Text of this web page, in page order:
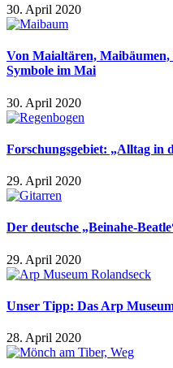
30. April 2020
Von Maialtären,
Symbole im Mai
30. April 2020
Forschungsgebiet: „Alltag in
29. April 2020
Der deutsche „Beinahe-
29. April 2020
Unser Tipp: Das Arp
28. April 2020